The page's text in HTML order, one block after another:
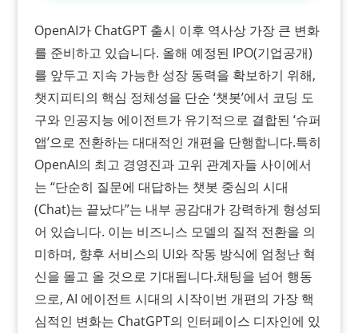
OpenAI가 ChatGPT 출시 이후 역사상 가장 큰 변화
를 준비하고 있습니다. 올해 예정된 IPO(기업공개)
를 앞두고 지속 가능한 성장 동력을 확보하기 위해,
챗지피티의 핵심 정체성을 단순 ‘챗봇’에서 코딩 도
구와 인공지능 에이전트가 유기적으로 결합된 ‘슈퍼
앱’으로 전환하는 대대적인 개편을 단행합니다.​특히
OpenAI의 최고 경영진과 고위 관계자들 사이에서
는 “단순히 질문에 대답하는 챗봇 중심의 시대
(Chat)는 끝났다”는 내부 공감대가 강력하게 형성되
어 있습니다. 이는 비즈니스 모델의 질적 전환을 의
미하며, 향후 서비스의 UI와 작동 방식에 엄청난 혁
신을 몰고 올 것으로 기대됩니다.​채팅을 넘어 행동
으로, AI 에이전트 시대의 시작이번 개편의 가장 핵
심적인 변화는 ChatGPT의 인터페이스 디자인에 있